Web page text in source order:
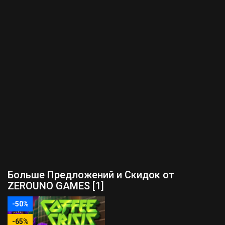
Больше Предложений и Скидок от
ZEROUNO GAMES [1]
-50%
-65%